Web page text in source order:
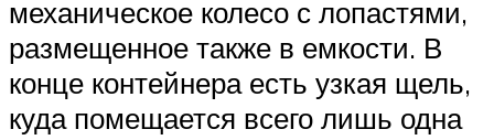
механическое колесо с лопастями,
размещенное также в емкости. В
конце контейнера есть узкая щель,
куда помещается всего лишь одна